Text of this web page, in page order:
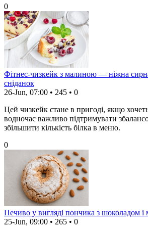
0
Фітнес-чизкейк з малиною — ніжна
сніданок
26-Jun, 07:00 • 245 • 0
Цей чизкейк стане в пригоді, якщо
водночас важливо підтримувати
збільшити кількість білка в меню.
0
Печиво у вигляді пончика з шоколадом і
25-Jun, 09:00 • 265 • 0